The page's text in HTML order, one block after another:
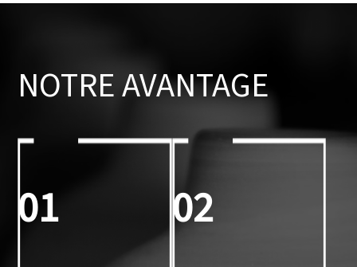
NOTRE AVANTAGE
01 02